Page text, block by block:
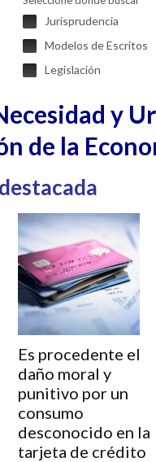
Jurisprudencia
Modelos de Escritos
Legislación
y
de la
Es procedente el
daño moral y
punitivo por un
consumo
desconocido en la
tarjeta de crédito